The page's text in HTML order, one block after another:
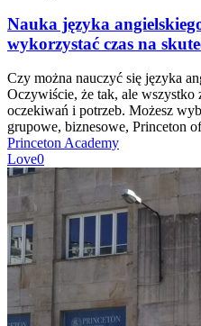
w
czasach
pandemii.
wykorzystać
czas
na
skuteczną
naukę?
Nauka języka
wykorzystać czas na
Czy można nauczyć się języka
Oczywiście, że tak, ale
oczekiwań i potrzeb. Możesz
grupowe, biznesowe, Princeton
Princeton Academy
Love0